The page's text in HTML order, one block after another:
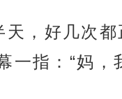
，好几次
指：“妈，